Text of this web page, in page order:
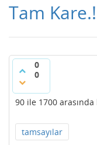
Tam Kare.!
0
0
90 ile 1700 arasında
tamsayılar